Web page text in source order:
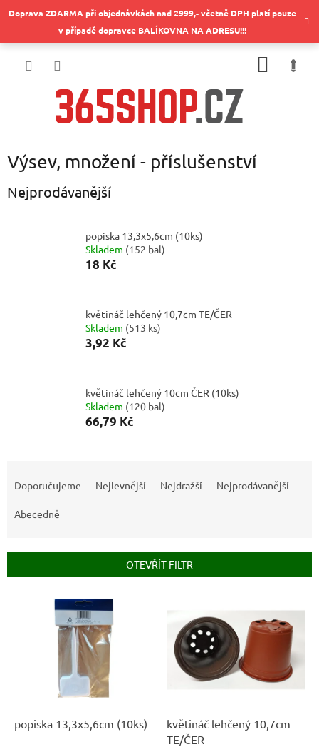
naDoprava ZDARMA při objednávkách nad 2999,- včetně DPH platí pouze
v případě dopravce BALÍKOVNA NA ADRESU!!!
Výsev, množení - příslušenství
Nejprodávanější
popiska 13,3x5,6cm (10ks)
Skladem (152 bal)
18 Kč
květináč lehčený 10,7cm TE/ČER
Skladem (513 ks)
3,92 Kč
květináč lehčený 10cm ČER (10ks)
Skladem (120 bal)
66,79 Kč
r
Doporučujeme Nejlevnější Nejdražší Nejprodávanější
Abecedně
OTEVŘÍT FILTR
popiska 13,3x5,6cm (10ks)
květináč lehčený 10,7cm
TE/ČER